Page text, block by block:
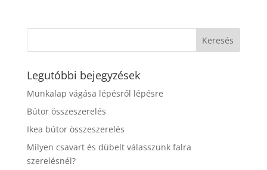
Legutóbbi bejegyzések
Munkalap vágása lépésről lépésre
Bútor összeszerelés
Ikea bútor összeszerelés
Milyen csavart és dübelt válasszunk falra
szerelésnél?